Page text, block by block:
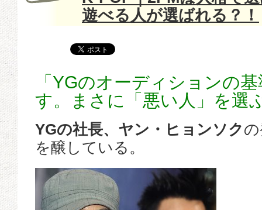
遊べる人が選ばれる？！
「YGのオーディションの
す。まさに「悪い人」を選
YGの社長、ヤン・ヒョンソク
を醸している。